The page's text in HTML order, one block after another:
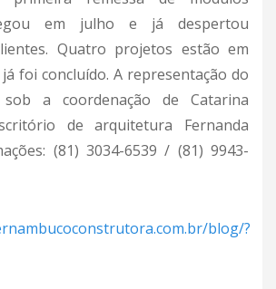
em julho e já despertou
Quatro projetos estão em
foi concluído. A representação do
a coordenação de Catarina
de arquitetura Fernanda
(81) 3034-6539 / (81) 9943-
blog/?